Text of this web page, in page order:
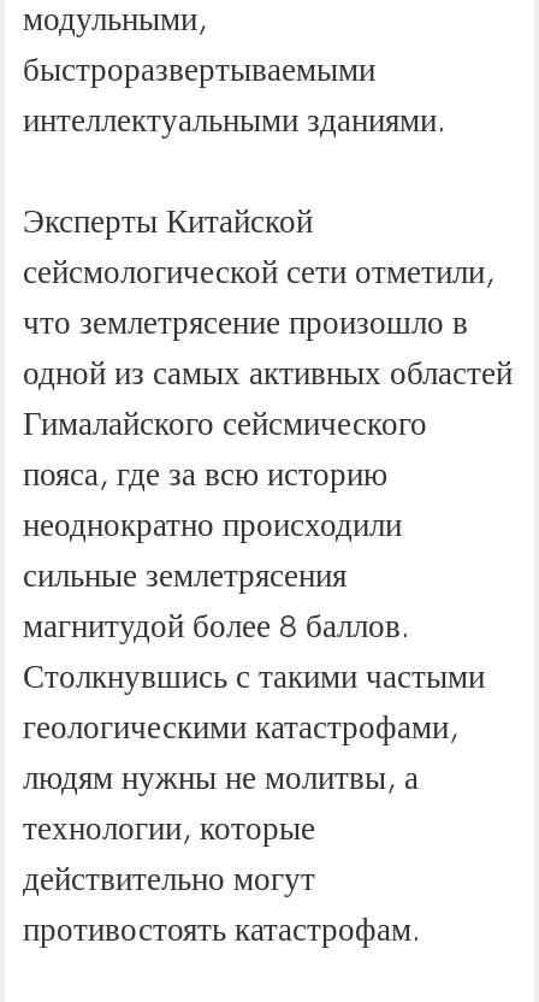
модульными,
быстроразвертываемыми
интеллектуальными зданиями.
Эксперты Китайской
сейсмологической сети отметили,
что землетрясение произошло в
одной из самых активных областей
Гималайского сейсмического
пояса, где за всю историю
неоднократно происходили
сильные землетрясения
магнитудой более 8 баллов.
Столкнувшись с такими частыми
геологическими катастрофами,
людям нужны не молитвы, а
технологии, которые
действительно могут
противостоять катастрофам.